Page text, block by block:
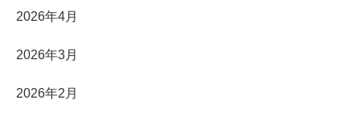
2026年4月
2026年3月
2026年2月